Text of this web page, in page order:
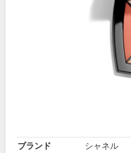
ブランド
シャネル